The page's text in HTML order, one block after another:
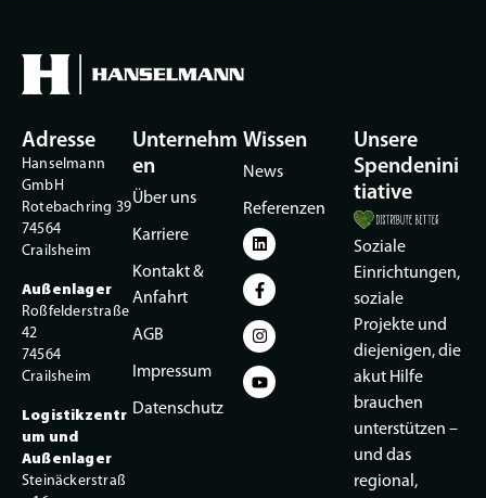
Adresse
Hanselmann
GmbH
Rotebachring 39
74564
Crailsheim
Außenlager
Roßfelderstraße
42
74564
Crailsheim
Logistikzentr
um und
Außenlager
Steinäckerstraß
Unternehm
en
Über uns
Karriere
Kontakt &
Anfahrt
AGB
Impressum
Datenschutz
Wissen
News
Referenzen
Unsere
Spendenini
tiative
Soziale
Einrichtungen,
soziale
Projekte und
diejenigen, die
akut Hilfe
brauchen
unterstützen –
und das
regional,